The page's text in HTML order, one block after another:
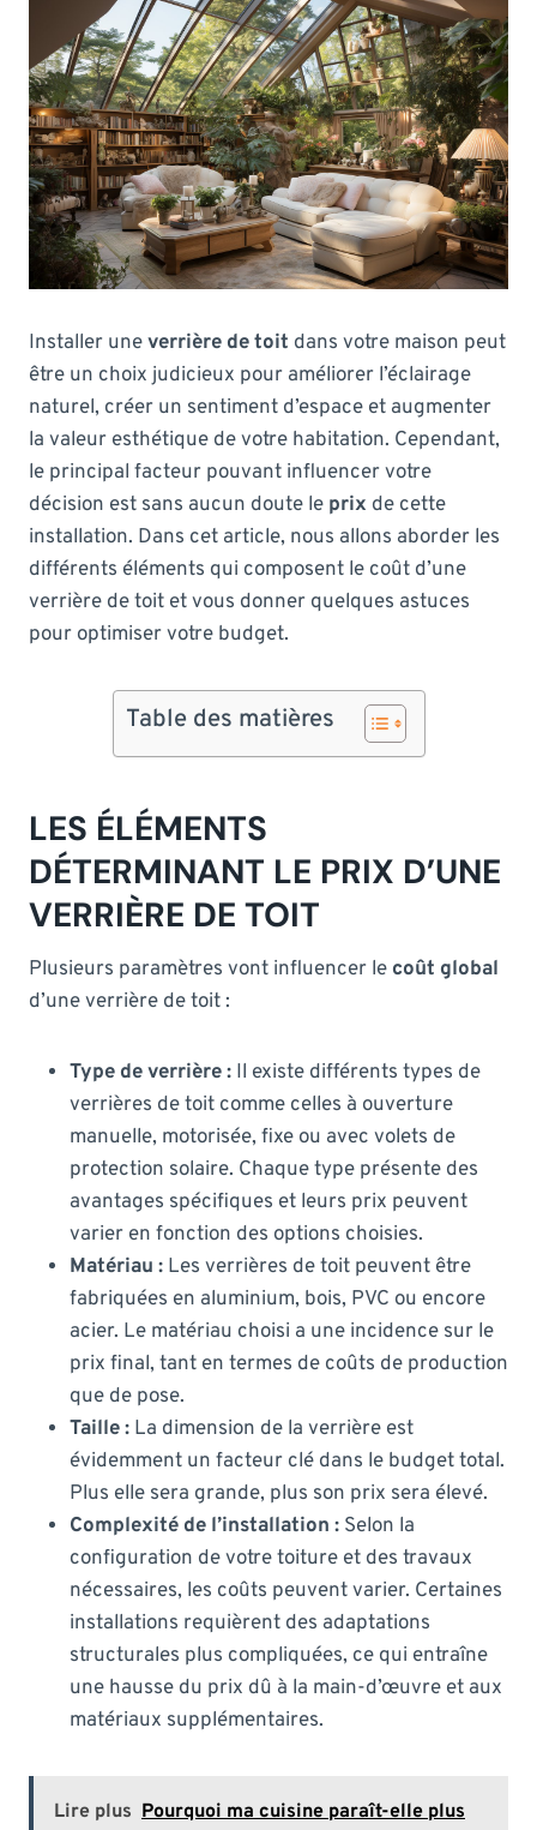
Installer uneverrière de toit dans votre maison peut
être un choix judicieux pour améliorer l’éclairage
naturel, créer un sentiment d’espace et augmenter
la valeur esthétique de votre habitation. Cependant,
le principal facteur pouvant influencer votre
décision est sans aucun doute le prix de cette
installation. Dans cet article, nous allons aborder les
différents éléments qui composent le coût d’une
verrière de toit et vous donner quelques astuces
pour optimiser votre budget.
Table des matières
LES ÉLÉMENTS
DÉTERMINANT LE PRIX D’UNE
VERRIÈRE DE TOIT
Plusieurs paramètres vont influencer le coût global
d’une verrière de toit :
Type de verrière : Il existe différents types de
verrières de toit comme celles à ouverture
manuelle, motorisée, fixe ou avec volets de
protection solaire. Chaque type présente des
avantages spécifiques et leurs prix peuvent
varier en fonction des options choisies.
Matériau : Les verrières de toit peuvent être
fabriquées en aluminium, bois, PVC ou encore
acier. Le matériau choisi a une incidence sur le
prix final, tant en termes de coûts de production
que de pose.
Taille : La dimension de la verrière est
évidemment un facteur clé dans le budget total.
Plus elle sera grande, plus son prix sera élevé.
Complexité de l’installation : Selon la
configuration de votre toiture et des travaux
nécessaires, les coûts peuvent varier. Certaines
installations requièrent des adaptations
structurales plus compliquées, ce qui entraîne
une hausse du prix dû à la main-d’œuvre et aux
matériaux supplémentaires.
Lire plus Pourquoi ma cuisine paraît-elle plus